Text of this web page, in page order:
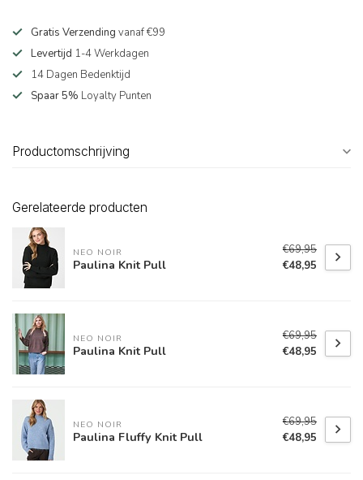
Gratis Verzending vanaf €99
Levertijd 1-4 Werkdagen
14 Dagen Bedenktijd
Spaar 5% Loyalty Punten
Productomschrijving
Gerelateerde producten
NEO NOIR
Paulina Knit Pull
€69,95
€48,95
NEO NOIR
Paulina Knit Pull
€69,95
€48,95
NEO NOIR
Paulina Fluffy Knit Pull
€69,95
€48,95